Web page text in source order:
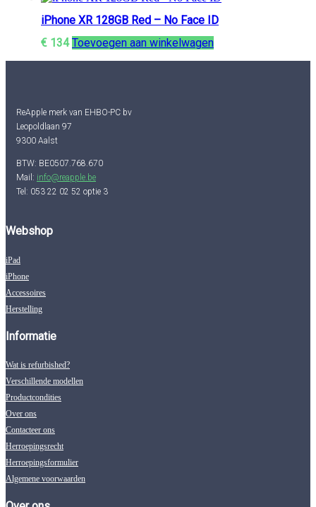
iPhone XR 128GB Red – No Face ID
€ 134 Toevoegen aan winkelwagen
ReApple merk van EHBO-PC bv
Leopoldlaan 97
9300 Aalst
BTW: BE0507.768.670
Mail: info@reapple.be
Tel: 053 22 02 52 optie 3
Webshop
iPad
iPhone
Accessoires
Herstelling
Informatie
Wat is refurbished?
Verschillende modellen
Productcondities
Over ons
Contacteer ons
Herroepingsrecht
Herroepingsformulier
Algemene voorwaarden